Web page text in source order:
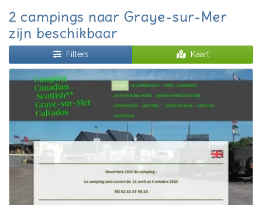
2 campings naar Graye-sur-Mer
zijn beschikbaar
Filters Kaart